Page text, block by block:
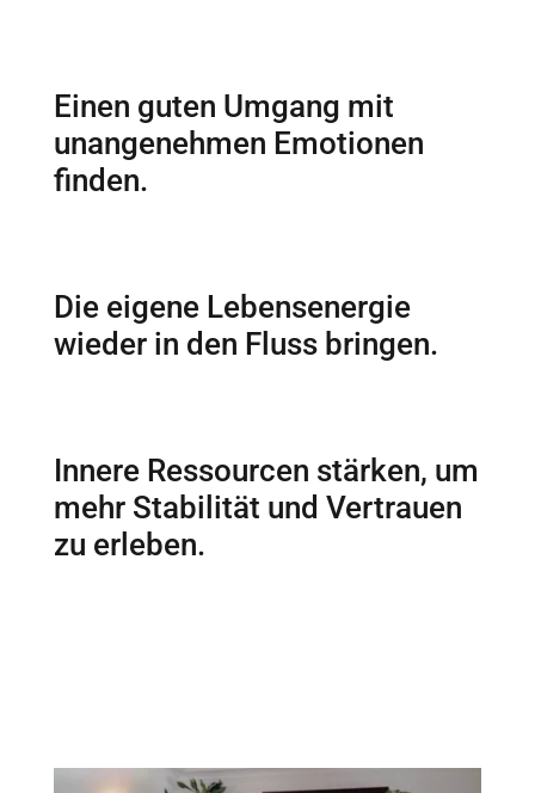
Einen guten Umgang mit
unangenehmen Emotionen
finden.
Die eigene Lebensenergie
wieder in den Fluss bringen.
Innere Ressourcen stärken, um
mehr Stabilität und Vertrauen
zu erleben.